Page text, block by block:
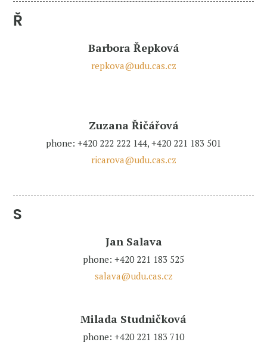
Ř
Barbora Řepková
repkova@udu.cas.cz
Zuzana Řičářová
phone: +420 222 222 144, +420 221 183 501
ricarova@udu.cas.cz
S
Jan Salava
phone: +420 221 183 525
salava@udu.cas.cz
Milada Studničková
phone: +420 221 183 710